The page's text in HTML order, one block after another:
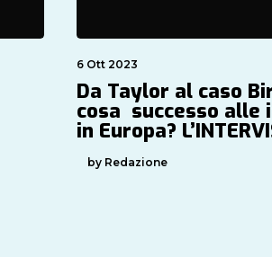
6 Ott 2023
Da Taylor al caso
cosa  successo
in Europa?
by Redazione